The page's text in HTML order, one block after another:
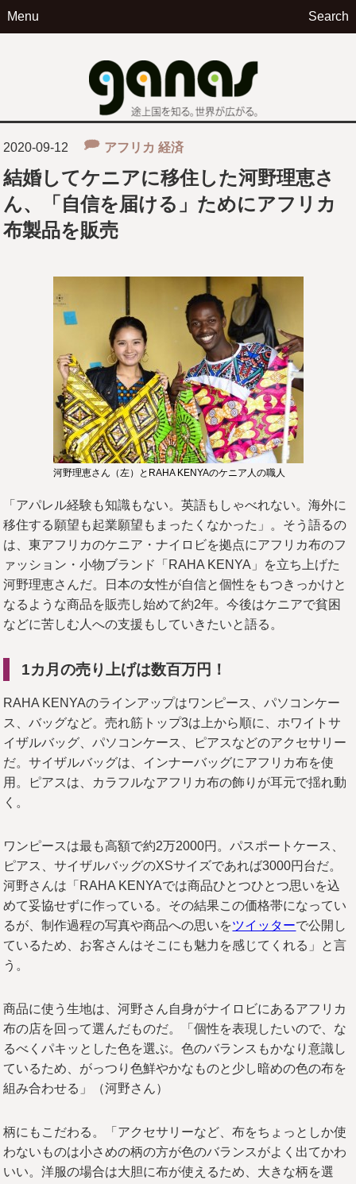
Menu Search
2020-09-12 アフリカ 経済
結婚してケニアに移住した河野理恵さ
ん、「自信を届ける」ためにアフリカ
布製品を販売
河野理恵さん（左）とRAHA KENYAのケニア人の職人
「アパレル経験も知識もない。英語もしゃべれない。海外に
移住する願望も起業願望もまったくなかった」。そう語るの
は、東アフリカのケニア・ナイロビを拠点にアフリカ布のフ
ァッション・小物ブランド「RAHA KENYA」を立ち上げた
河野理恵さんだ。日本の女性が自信と個性をもつきっかけと
なるような商品を販売し始めて約2年。今後はケニアで貧困
などに苦しむ人への支援もしていきたいと語る。
1カ月の売り上げは数百万円！
RAHA KENYAのラインアップはワンピース、パソコンケー
ス、バッグなど。売れ筋トップ3は上から順に、ホワイトサ
イザルバッグ、パソコンケース、ピアスなどのアクセサリー
だ。サイザルバッグは、インナーバッグにアフリカ布を使
用。ピアスは、カラフルなアフリカ布の飾りが耳元で揺れ動
く。
ワンピースは最も高額で約2万2000円。パスポートケース、
ピアス、サイザルバッグのXSサイズであれば3000円台だ。
河野さんは「RAHA KENYAでは商品ひとつひとつ思いを込
めて妥協せずに作っている。その結果この価格帯になってい
るが、制作過程の写真や商品への思いをツイッターで公開し
ているため、お客さんはそこにも魅力を感じてくれる」と言
う。
商品に使う生地は、河野さん自身がナイロビにあるアフリカ
布の店を回って選んだものだ。「個性を表現したいので、な
るべくパキッとした色を選ぶ。色のバランスもかなり意識し
ているため、がっつり色鮮やかなものと少し暗めの色の布を
組み合わせる」（河野さん）
柄にもこだわる。「アクセサリーなど、布をちょっとしか使
わないものは小さめの柄の方が色のバランスがよく出てかわ
いい。洋服の場合は大胆に布が使えるため、大きな柄を選